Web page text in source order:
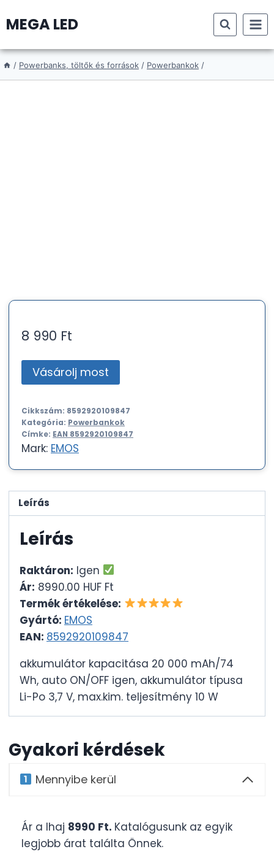
toMEGA LED
/ Powerbanks, töltők és források / Powerbankok /
8 990 Ft
Vásárolj most
Cikkszám: 8592920109847
Kategória: Powerbankok
Címke: EAN 8592920109847
Mark: EMOS
Leírás
Leírás
Raktáron: Igen
Ár: 8990.00 HUF Ft
Termék értékelése:
Gyártó: EMOS
EAN: 8592920109847
akkumulátor kapacitása 20 000 mAh/74
Wh, auto ON/OFF igen, akkumulátor típusa
Li-Po 3,7 V, max.kim. teljesítmény 10 W
Gyakori kérdések
Mennyibe kerül
Ár a Ihaj 8990 Ft. Katalógusunk az egyik
legjobb árat találta Önnek.